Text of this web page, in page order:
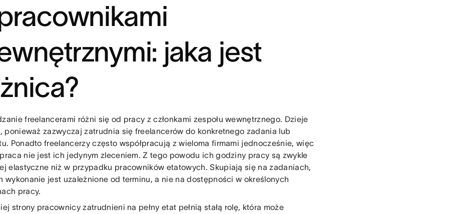
jaka jest
freelancerami różni się od pracy z członkami zespołu wewnętrznego. Dzieje
ponieważ zazwyczaj zatrudnia się freelancerów do konkretnego zadania lub
Ponadto freelancerzy często współpracują z wieloma firmami jednocześnie, więc
nie jest ich jedynym zleceniem. Z tego powodu ich godziny pracy są zwykle
elastyczne niż w przypadku pracowników etatowych. Skupiają się na zadaniach,
wykonanie jest uzależnione od terminu, a nie na dostępności w określonych
pracy.
strony pracownicy zatrudnieni na pełny etat pełnią stałą rolę, która może